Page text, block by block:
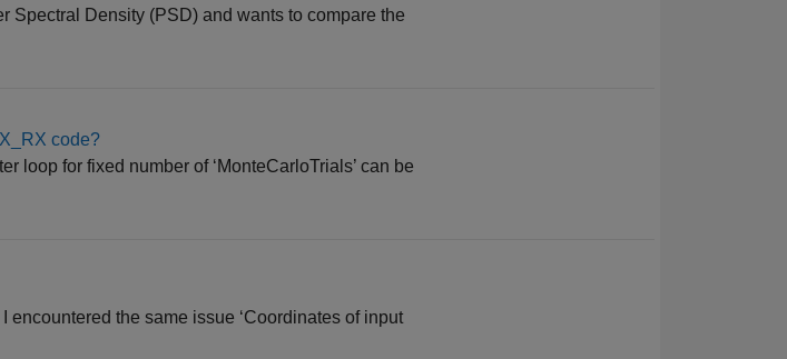
Spectral Density (PSD) and wants to compare the
code?
loop for fixed number of ‘MonteCarloTrials’ can be
the same issue ‘Coordinates of input